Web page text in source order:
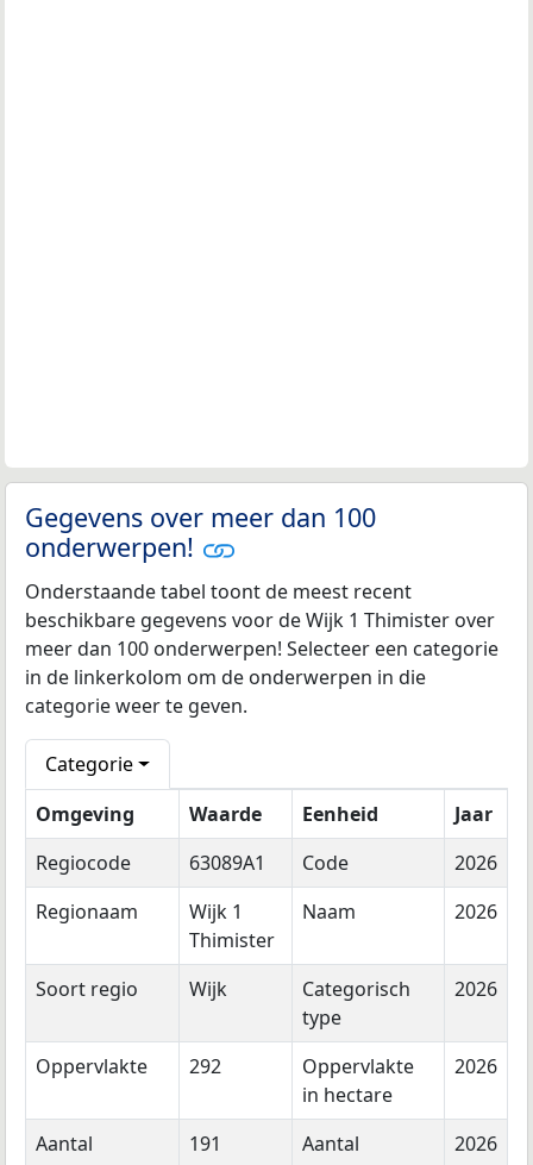
Gegevens over meer dan 100
onderwerpen!
Onderstaande tabel toont de meest recent
beschikbare gegevens voor de Wijk 1 Thimister over
meer dan 100 onderwerpen! Selecteer een categorie
in de linkerkolom om de onderwerpen in die
categorie weer te geven.
Categorie
Omgeving
Waarde Eenheid
Jaar
Regiocode
63089A1 Code
2026
Regionaam
Wijk 1
Thimister
Naam 2026
Soort regio Wijk
Categorisch
type
2026
Oppervlakte 292
Oppervlakte
in hectare
2026
Aantal
191 Aantal 2026